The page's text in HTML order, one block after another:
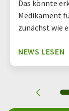
Das könnte
Medikament
zunächst wie
NEWS LESEN